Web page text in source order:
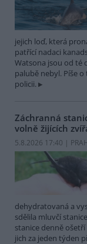
jejich loď, která
patřící nadaci
Watsona jsou od té
palubě nebyl. Píše
policii.
Záchranná
volně žijících
5.8.2026 17:40 |
dehydratovaná a
sdělila mluvčí
stanice denně
jich za jeden týden